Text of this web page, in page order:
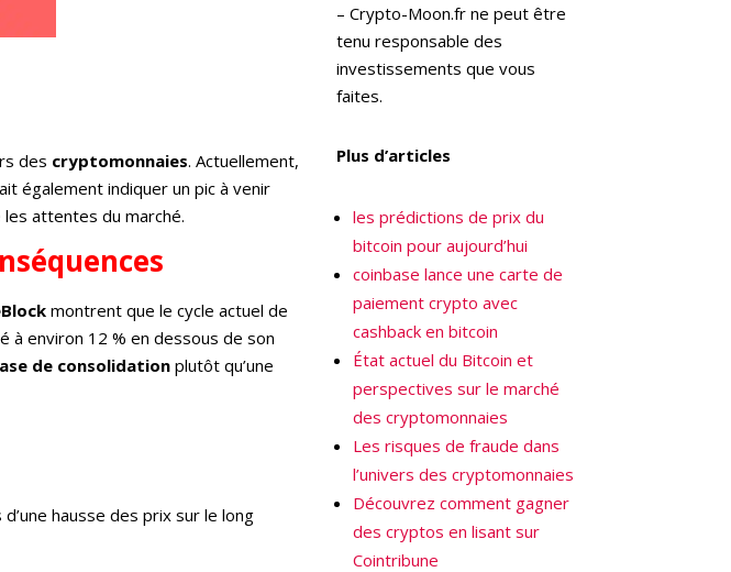
des cryptomonnaies. Actuellement,
également indiquer un pic à venir
les attentes du marché.
montrent que le cycle actuel de
à environ 12 % en dessous de son
de consolidation plutôt qu’une
hausse des prix sur le long
– Crypto-Moon.fr ne peut être
tenu responsable des
investissements que vous
faites.
Plus d’articles
les prédictions de prix du
bitcoin pour aujourd’hui
coinbase lance une carte de
paiement crypto avec
cashback en bitcoin
État actuel du Bitcoin et
perspectives sur le marché
des cryptomonnaies
Les risques de fraude dans
l’univers des cryptomonnaies
Découvrez comment gagner
des cryptos en lisant sur
Cointribune